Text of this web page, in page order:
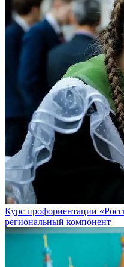
Курс профориентации
региональный компонент